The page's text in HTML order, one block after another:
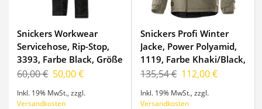
Snickers Workwear
Servicehose, Rip-Stop,
3393, Farbe Black, Größe
104
60,00 € 50,00 €
Inkl. 19% MwSt.,zzgl.
Versandkosten
Snickers Profi Winter
Jacke, Power Polyamid,
1119, Farbe Khaki/Black,
Größe XS Regul
135,54 € 112,00 €
Inkl. 19% MwSt.,zzgl.
Versandkosten